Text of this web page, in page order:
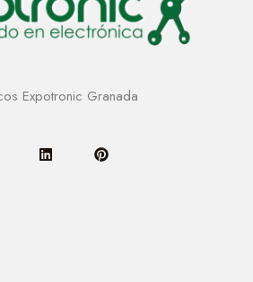
Expotronic Granada